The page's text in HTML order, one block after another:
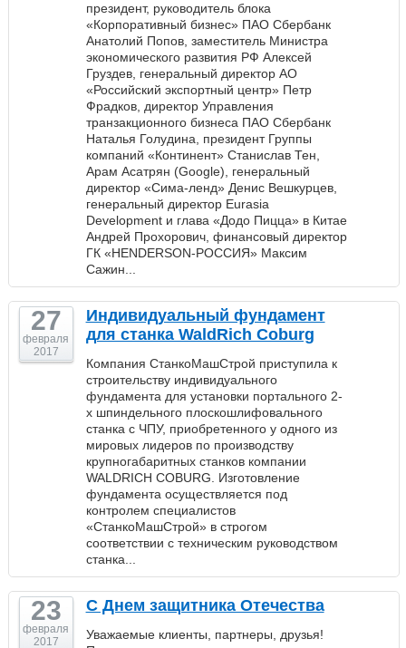
президент, руководитель блока
«Корпоративный бизнес» ПАО Сбербанк
Анатолий Попов, заместитель Министра
экономического развития РФ Алексей
Груздев, генеральный директор АО
«Российский экспортный центр» Петр
Фрадков, директор Управления
транзакционного бизнеса ПАО Сбербанк
Наталья Голудина, президент Группы
компаний «Континент» Станислав Тен,
Арам Асатрян (Google), генеральный
директор «Сима-ленд» Денис Вешкурцев,
генеральный директор Eurasia
Development и глава «Додо Пицца» в Китае
Андрей Прохорович, финансовый директор
ГК «HENDERSON-РОССИЯ» Максим
Сажин...
27
февраля
2017
Индивидуальный фундамент
для станка WaldRich Coburg
Компания СтанкоМашСтрой приступила к
строительству индивидуального
фундамента для установки портального 2-
х шпиндельного плоскошлифовального
станка с ЧПУ, приобретенного у одного из
мировых лидеров по производству
крупногабаритных станков компании
WALDRICH COBURG. Изготовление
фундамента осуществляется под
контролем специалистов
«СтанкоМашСтрой» в строгом
соответствии с техническим руководством
станка...
23
февраля
2017
C Днем защитника Отечества
Уважаемые клиенты, партнеры, друзья!